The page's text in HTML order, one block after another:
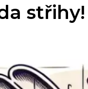
střihy!